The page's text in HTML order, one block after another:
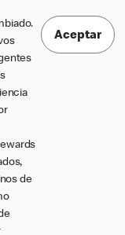
de
Aceptar